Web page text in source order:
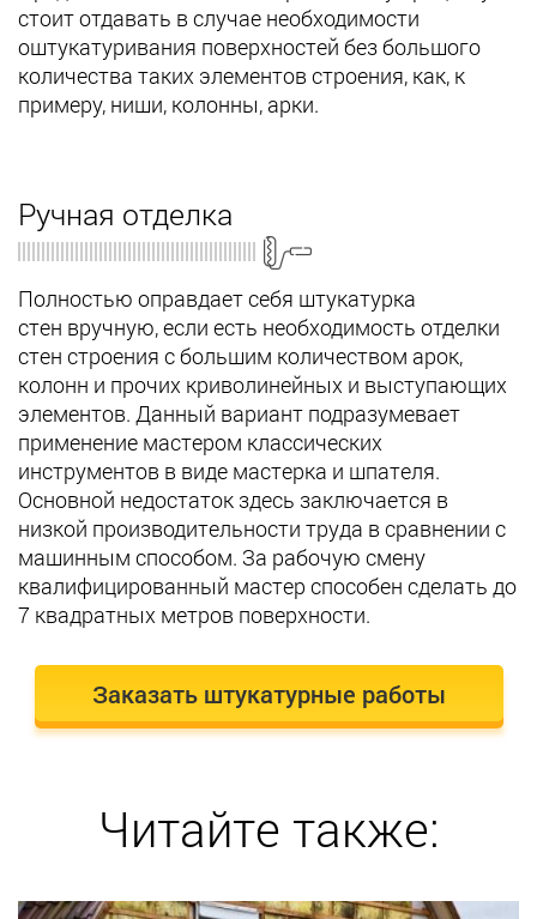
стоит отдавать в случае необходимости
оштукатуривания поверхностей без большого
количества таких элементов строения, как, к
примеру, ниши, колонны, арки.
Ручная отделка
Полностью оправдает себя штукатурка
стен вручную, если есть необходимость отделки
стен строения с большим количеством арок,
колонн и прочих криволинейных и выступающих
элементов. Данный вариант подразумевает
применение мастером классических
инструментов в виде мастерка и шпателя.
Основной недостаток здесь заключается в
низкой производительности труда в сравнении с
машинным способом. За рабочую смену
квалифицированный мастер способен сделать до
7 квадратных метров поверхности.
Заказать штукатурные работы
Читайте также: